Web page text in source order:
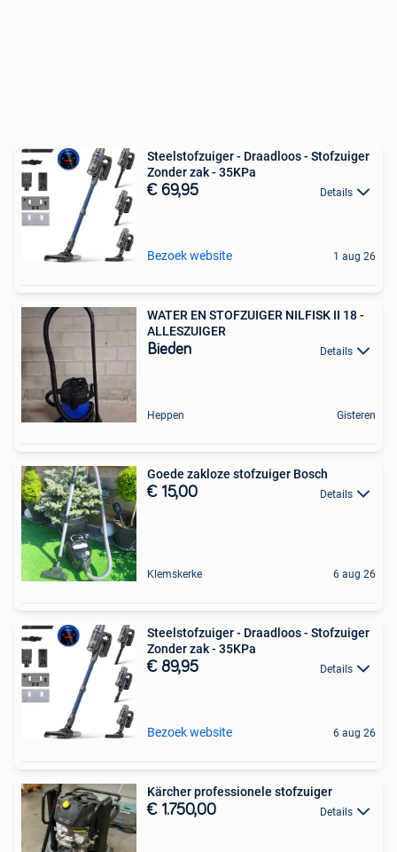
Steelstofzuiger - Draadloos - Stofzuiger
Zonder zak - 35KPa
€ 69,95 Details
Bezoek website 1 aug 26
WATER EN STOFZUIGER NILFISK II 18 -
ALLESZUIGER
Bieden Details
Heppen Gisteren
Goede zakloze stofzuiger Bosch
€ 15,00 Details
Klemskerke 6 aug 26
Steelstofzuiger - Draadloos - Stofzuiger
Zonder zak - 35KPa
€ 89,95 Details
Bezoek website 6 aug 26
Kärcher professionele stofzuiger
€ 1.750,00 Details